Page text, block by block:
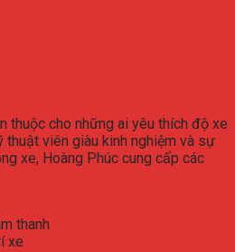
thuộc cho những ai yêu thích độ xe
viên giàu kinh nghiệm và sự
xe, Hoàng Phúc cung cấp các
thanh
xe